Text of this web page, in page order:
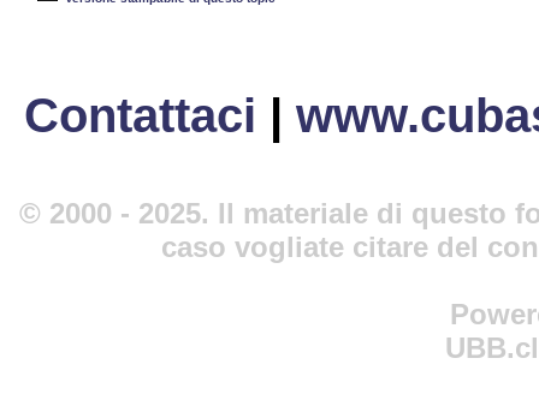
Contattaci |
© 2000 - 2025. Il materiale di questo
caso vogliate citare del